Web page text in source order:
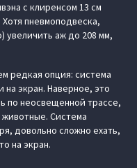
с клиренсом 13 см
пневмоподвеска,
увеличить аж до 208 мм,
редкая опция: система
на экран. Наверное, это
по неосвещенной трассе,
животные. Система
довольно сложно ехать,
на экран.